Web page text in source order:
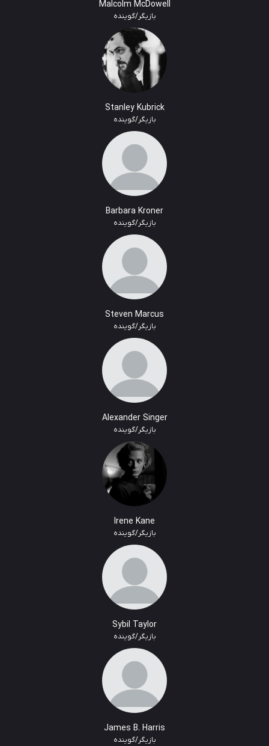
Malcolm McDowell
بازیگر/گوینده
Stanley Kubrick
بازیگر/گوینده
Barbara Kroner
بازیگر/گوینده
Steven Marcus
بازیگر/گوینده
Alexander Singer
بازیگر/گوینده
Irene Kane
بازیگر/گوینده
Sybil Taylor
بازیگر/گوینده
James B. Harris
بازیگر/گوینده